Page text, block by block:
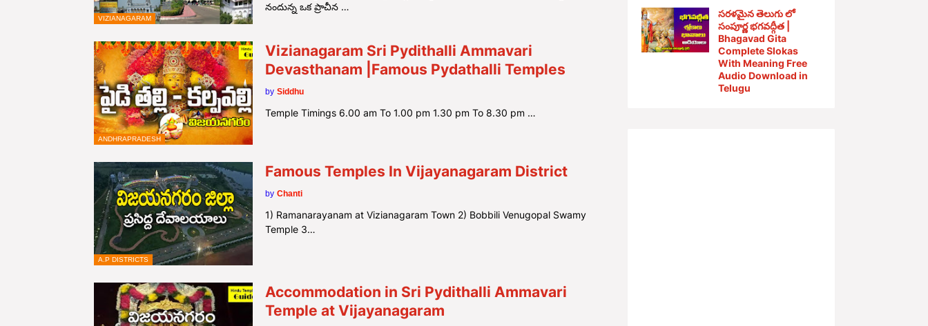
VIZIANAGARAM
నందున్న ఒక ప్రాచీన …
ANDHRAPRADESH
Vizianagaram Sri Pydithalli Ammavari
Devasthanam |Famous Pydathalli Temples
by Siddhu
Temple Timings 6.00 am To 1.00 pm 1.30 pm To 8.30 pm …
A.P DISTRICTS
Famous Temples In Vijayanagaram District
by Chanti
1) Ramanarayanam at Vizianagaram Town 2) Bobbili Venugopal Swamy
Temple 3…
Accommodation in Sri Pydithalli Ammavari
Temple at Vijayanagaram
సరళమైన తెలుగు లో
సంపూర్ణ భగవద్గీత |
Bhagavad Gita
Complete Slokas
With Meaning Free
Audio Download in
Telugu